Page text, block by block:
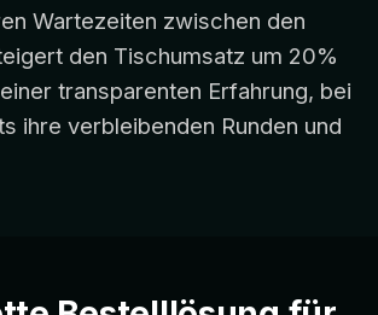
Wartezeiten zwischen den
den Tischumsatz um 20%
transparenten Erfahrung, bei
ihre verbleibenden Runden und